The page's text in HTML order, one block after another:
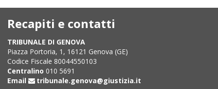
Recapiti e contatti
TRIBUNALE DI GENOVA
Piazza Portoria, 1, 16121 Genova (GE)
Codice Fiscale 80044550103
Centralino 010 5691
Email
tribunale.genova@giustizia.it